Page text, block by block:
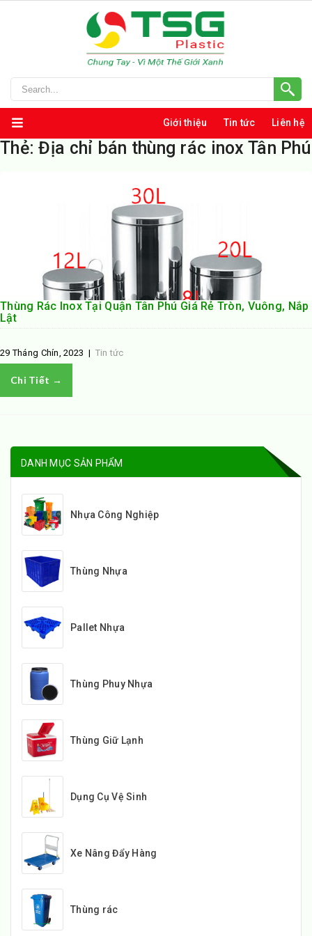
Giới thiệu Tin tức Liên hệ
Thẻ:Địa chỉ bán thùng rác inox Tân Phú
Thùng Rác Inox Tại Quận Tân Phú Giá Rẻ Tròn, Vuông, Nắp
Lật
29 Tháng Chín, 2023 | Tin tức
Chi Tiết →
DANH MỤC SẢN PHẨM
Nhựa Công Nghiệp
Thùng Nhựa
Pallet Nhựa
Thùng Phuy Nhựa
Thùng Giữ Lạnh
Dụng Cụ Vệ Sinh
Xe Nâng Đẩy Hàng
Thùng rác